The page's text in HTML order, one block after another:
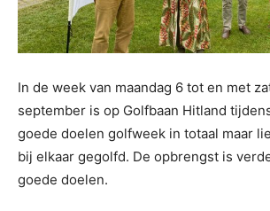
In de week van maandag 6 tot en met
september is op Golfbaan Hitland
goede doelen golfweek in totaal maar
bij elkaar gegolfd. De opbrengst is
goede doelen.